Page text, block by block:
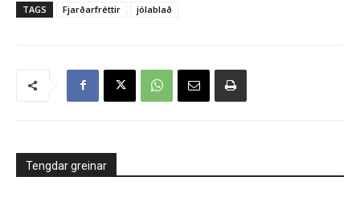
TAGS Fjarðarfréttir jólablað
Tengdar greinar